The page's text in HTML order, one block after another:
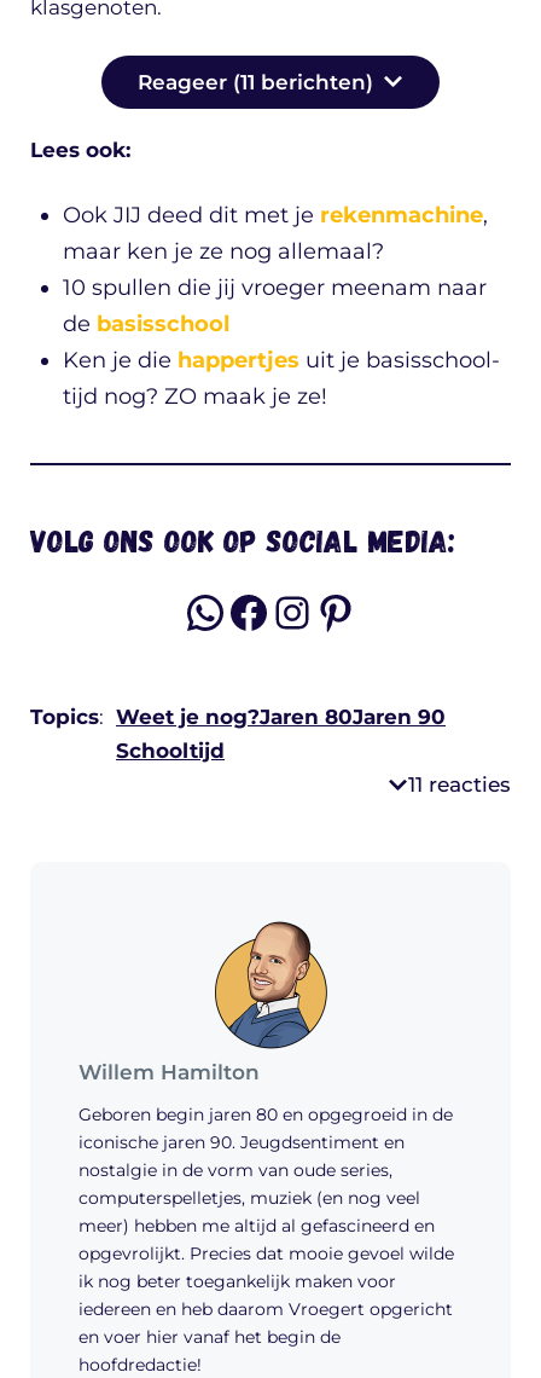
klasgenoten.
Reageer (11 berichten)
Lees ook:
Ook JIJ deed dit met je rekenmachine,
maar ken je ze nog allemaal?
10 spullen die jij vroeger meenam naar
de basisschool
Ken je die happertjes uit je basisschool-
tijd nog? ZO maak je ze!
Volg ons ook op social media:
WhatsApp
Facebook
Instagram
Pinterest
Topics: Weet je nog?Jaren 80Jaren 90
Schooltijd
11 reacties
Willem Hamilton
Geboren begin jaren 80 en opgegroeid in de
iconische jaren 90. Jeugdsentiment en
nostalgie in de vorm van oude series,
computerspelletjes, muziek (en nog veel
meer) hebben me altijd al gefascineerd en
opgevrolijkt. Precies dat mooie gevoel wilde
ik nog beter toegankelijk maken voor
iedereen en heb daarom Vroegert opgericht
en voer hier vanaf het begin de
hoofdredactie!